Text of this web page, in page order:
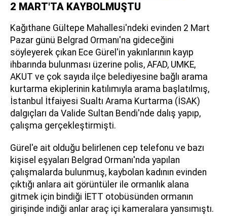
2 MART'TA KAYBOLMUŞTU
Kağıthane Gültepe Mahallesi'ndeki evinden 2 Mart
Pazar günü Belgrad Ormanı'na gideceğini
söyleyerek çıkan Ece Gürel'in yakınlarının kayıp
ihbarında bulunması üzerine polis, AFAD, UMKE,
AKUT ve çok sayıda ilçe belediyesine bağlı arama
kurtarma ekiplerinin katılımıyla arama başlatılmış,
İstanbul İtfaiyesi Sualtı Arama Kurtarma (İSAK)
dalgıçları da Valide Sultan Bendi'nde dalış yapıp,
çalışma gerçekleştirmişti.
Gürel'e ait olduğu belirlenen cep telefonu ve bazı
kişisel eşyaları Belgrad Ormanı'nda yapılan
çalışmalarda bulunmuş, kaybolan kadının evinden
çıktığı anlara ait görüntüler ile ormanlık alana
gitmek için bindiği İETT otobüsünden ormanın
girişinde indiği anlar araç içi kameralara yansımıştı.